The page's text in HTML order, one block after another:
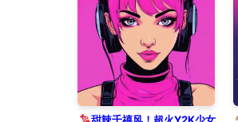
甜辣千禧风！超火Y2K少女